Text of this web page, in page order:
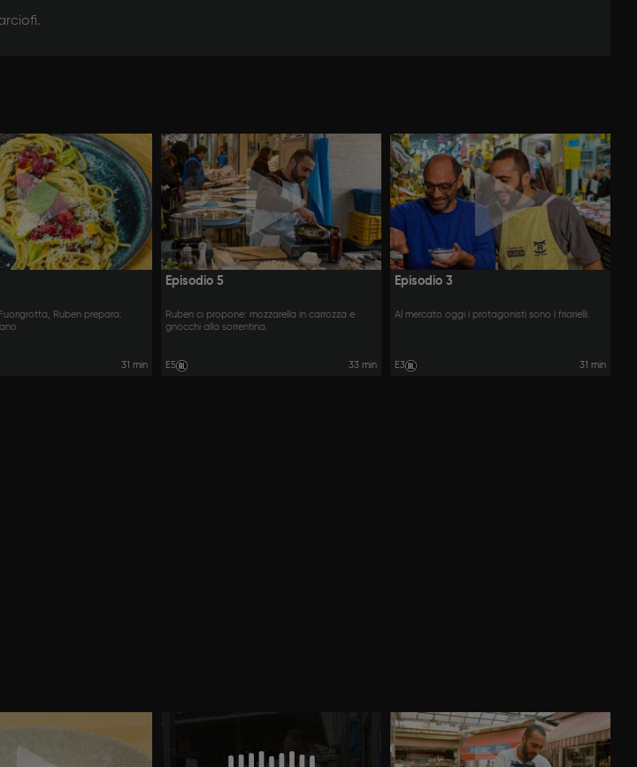
Ruben prepara:
31 min
Episodio 5
Ruben ci propone: mozzarella in carrozza e
gnocchi alla sorrentina.
E5 33 min
Episodio 3
Al mercato oggi i protagonisti sono i friarielli.
E3 31 min